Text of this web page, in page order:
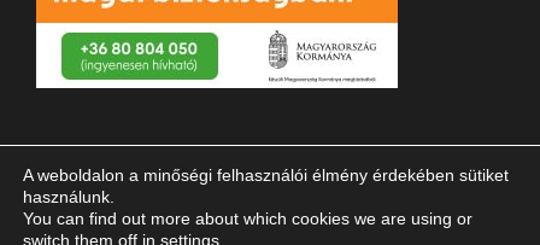
A weboldalon a minőségi felhasználói élmény érdekében sütiket
használunk.
You can find out more about which cookies we are using or
switch them off in settings